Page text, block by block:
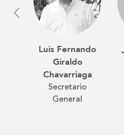
Luis Fernando
Giraldo
Chavarriaga
Secretario
General